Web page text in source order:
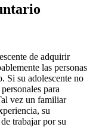
de adquirir
las personas
Si su adolescente no
para
vez un familiar
su
trabajar por su